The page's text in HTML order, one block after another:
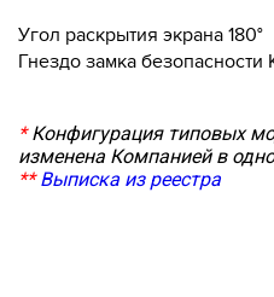
Угол раскрытия экрана 180°
Гнездо замка безопасности
*Конфигурация типовых
изменена Компанией в
**Выписка из реестра